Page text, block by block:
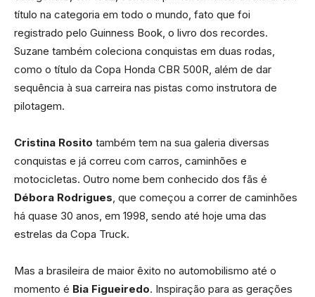
título na categoria em todo o mundo, fato que foi
registrado pelo Guinness Book, o livro dos recordes.
Suzane também coleciona conquistas em duas rodas,
como o título da Copa Honda CBR 500R, além de dar
sequência à sua carreira nas pistas como instrutora de
pilotagem.
Cristina Rosito também tem na sua galeria diversas
conquistas e já correu com carros, caminhões e
motocicletas. Outro nome bem conhecido dos fãs é
Débora Rodrigues, que começou a correr de caminhões
há quase 30 anos, em 1998, sendo até hoje uma das
estrelas da Copa Truck.
Mas a brasileira de maior êxito no automobilismo até o
momento é Bia Figueiredo. Inspiração para as gerações